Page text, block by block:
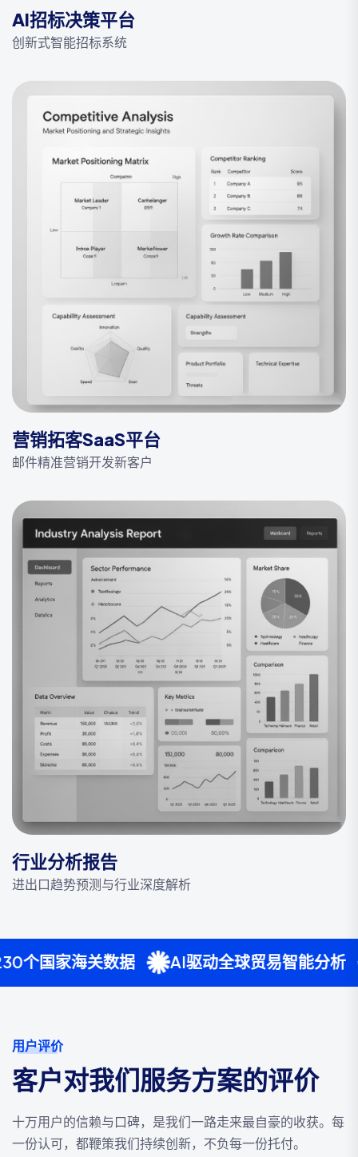
AI招标决策平台
创新式智能招标系统
营销拓客SaaS平台
邮件精准营销开发新客户
行业分析报告
进出口趋势预测与行业深度解析
数据 AI驱动全球贸易智能分析 服务10
用户评价
客户对我们服务方案的评价
十万用户的信赖与口碑，是我们一路走来最自豪的收获。每
一份认可，都鞭策我们持续创新，不负每一份托付。